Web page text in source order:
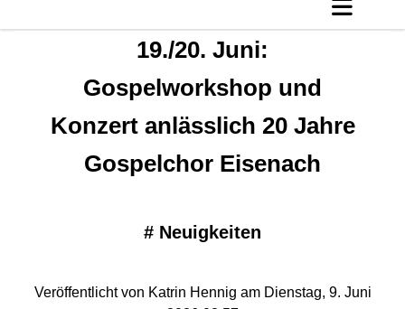
19./20. Juni:
Gospelworkshop und
Konzert anlässlich 20 Jahre
Gospelchor Eisenach
# Neuigkeiten
Veröffentlicht von Katrin Hennig am Dienstag, 9. Juni